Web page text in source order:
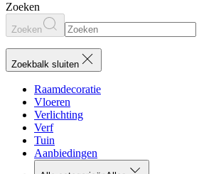
Zoeken
Zoeken
Zoekbalk sluiten
Raamdecoratie
Vloeren
Verlichting
Verf
Tuin
Aanbiedingen